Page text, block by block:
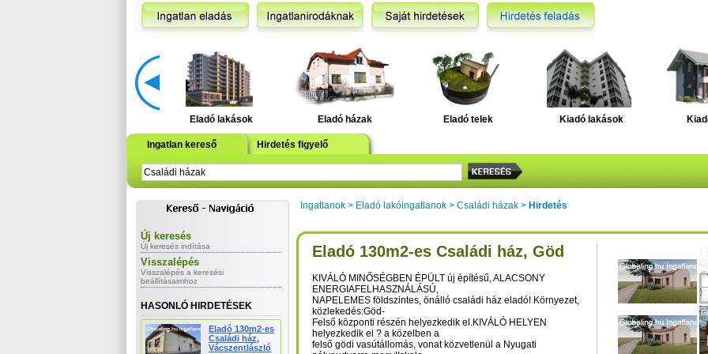
Eladó lakások Eladó házak Eladó telek Kiadó lakások
Ingatlan kereső Hirdetés figyelő
Új keresés
Új keresés indítása
Visszalépés
Visszalépés a keresési
beállításaimhoz
HASONLÓ HIRDETÉSEK
Eladó 130m2-es
Családi ház,
Vácszentlászló
Ingatlanok > Eladó lakóingatlanok > Családi házak > Hirdetés
Eladó 130m2-es Családi ház, Göd
KIVÁLÓ MINŐSÉGBEN ÉPÜLT új építésű, ALACSONY
ENERGIAFELHASZNÁLÁSÚ,
NAPELEMES földszintes, önálló családi ház eladó! Környezet,
közlekedés:Göd-
Felső központi részén helyezkedik el.KIVÁLÓ HELYEN
helyezkedik el ? a közelben a
felső gödi vasútállomás, vonat közvetlenül a Nyugati